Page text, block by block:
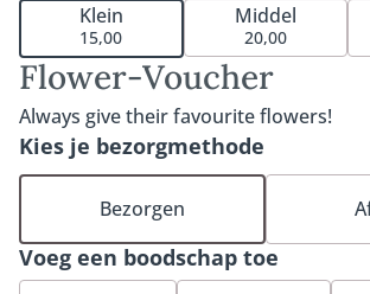
Flower-Voucher
Always give their favourite flowers!
Klein
15,00
Middel
20,00
Voeg een boodschap toe
Kies je bezorgmethode
Bezorgen